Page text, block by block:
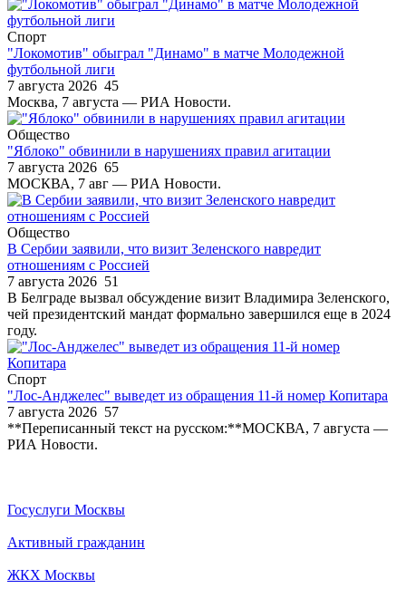
Спорт
"Локомотив" обыграл "Динамо" в матче Молодежной
футбольной лиги
7 августа 2026 45
Москва, 7 августа — РИА Новости.
Общество
"Яблоко" обвинили в нарушениях правил агитации
7 августа 2026 65
МОСКВА, 7 авг — РИА Новости.
Общество
В Сербии заявили, что визит Зеленского навредит
отношениям с Россией
7 августа 2026 51
В Белграде вызвал обсуждение визит Владимира Зеленского,
чей президентский мандат формально завершился еще в 2024
году.
Спорт
"Лос-Анджелес" выведет из обращения 11-й номер Копитара
7 августа 2026 57
**Переписанный текст на русском:**МОСКВА, 7 августа —
РИА Новости.
Госуслуги Москвы
Активный гражданин
ЖКХ Москвы